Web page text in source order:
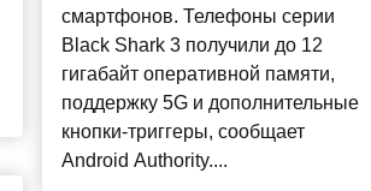
смартфонов. Телефоны серии
Black Shark 3 получили до 12
гигабайт оперативной памяти,
поддержку 5G и дополнительные
кнопки-триггеры, сообщает
Android Authority....